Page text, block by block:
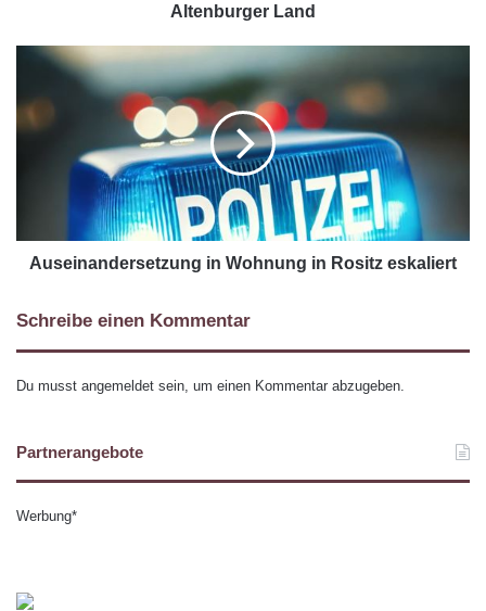
Altenburger Land
Auseinandersetzung in Wohnung in Rositz eskaliert
Schreibe einen Kommentar
Du musst angemeldet sein, um einen Kommentar abzugeben.
Partnerangebote
Werbung*